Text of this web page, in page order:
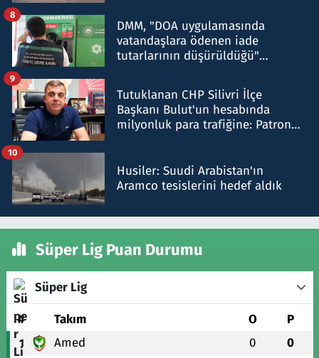
DMM, "DOA uygulamasında
vatandaşlara ödenen iade
tutarlarının düşürüldüğü"
8
Tutuklanan CHP Silivri İlçe
Başkanı Bulut'un hesabında
milyonluk para trafiğine: Patron
9
Husiler: Suudi Arabistan'ın
Aramco tesislerini hedef aldık
10
Süper Lig Puan Durumu
Süper Lig
# Takım O P
1 Amed 0 0